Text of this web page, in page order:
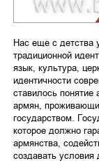
Нас еще с детства
традиционной
язык, культура,
идентичности
ставилось понятие
армян,
государством.
которое должно
армянства,
создавать условия